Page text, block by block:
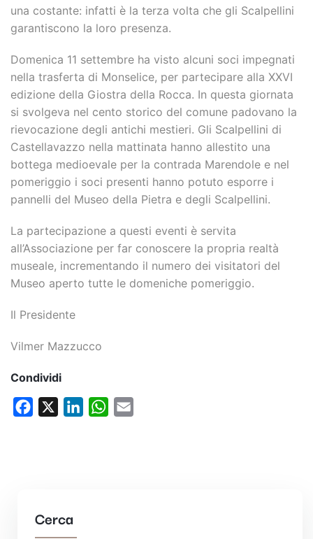
una costante: infatti è la terza volta che gli Scalpellini
garantiscono la loro presenza.
Domenica 11 settembre ha visto alcuni soci impegnati
nella trasferta di Monselice, per partecipare alla XXVI
edizione della Giostra della Rocca. In questa giornata
si svolgeva nel cento storico del comune padovano la
rievocazione degli antichi mestieri. Gli Scalpellini di
Castellavazzo nella mattinata hanno allestito una
bottega medioevale per la contrada Marendole e nel
pomeriggio i soci presenti hanno potuto esporre i
pannelli del Museo della Pietra e degli Scalpellini.
La partecipazione a questi eventi è servita
all’Associazione per far conoscere la propria realtà
museale, incrementando il numero dei visitatori del
Museo aperto tutte le domeniche pomeriggio.
Il Presidente
Vilmer Mazzucco
Condividi
Facebook LinkedInWhatsApp
Cerca